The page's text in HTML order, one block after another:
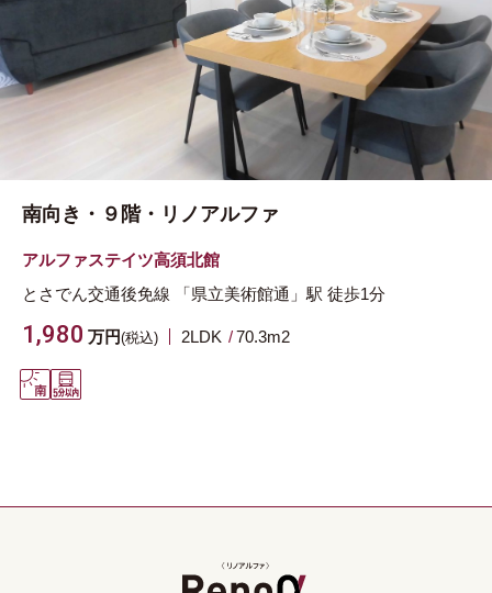
南向き・９階・リノアルファ
アルファステイツ高須北館
とさでん交通後免線
「県立美術館通」駅 徒歩1分
1,980 万円(税込) 2LDK 70.3m2